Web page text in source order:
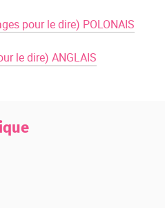
pour le dire) POLONAIS
le dire) ANGLAIS